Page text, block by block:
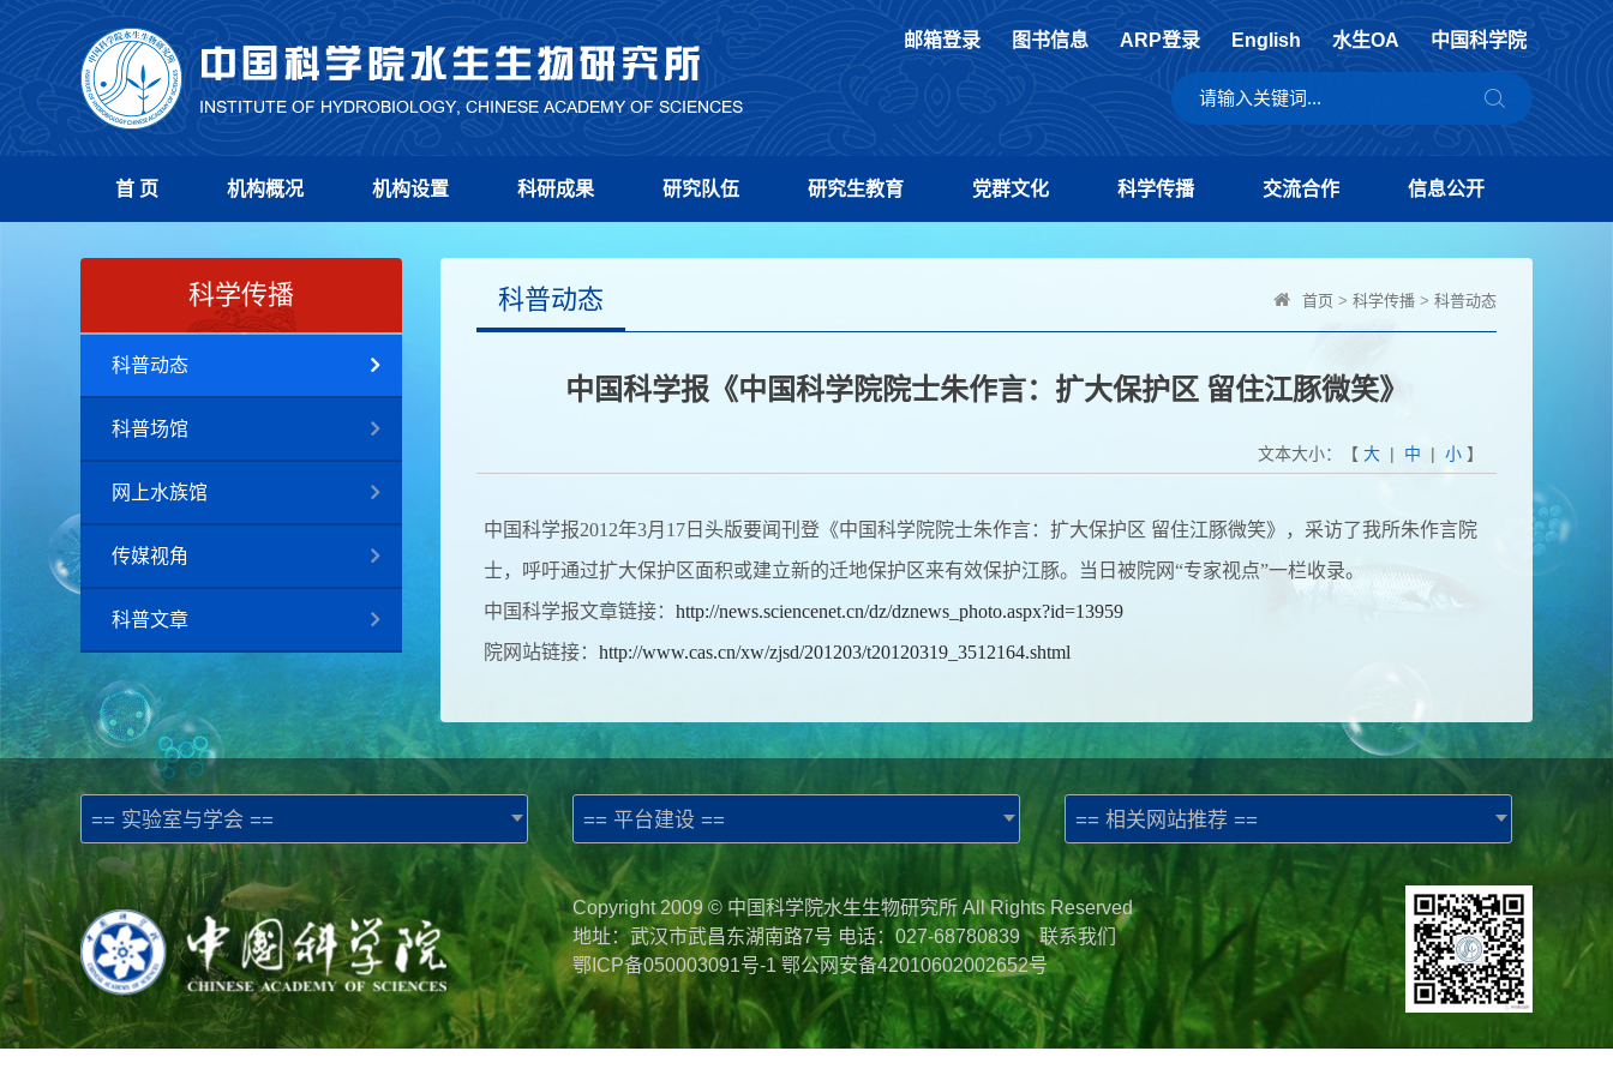
邮箱登录 图书信息 ARP登录 English 水生OA 中国科学院
首 页 机构概况 机构设置 科研成果 研究队伍 研究生教育 党群文化 科学传播 交流合作 信息公开
科学传播
科普动态
科普场馆
网上水族馆
传媒视角
科普文章
科普动态 首页 > 科学传播 > 科普动态
中国科学报《中国科学院院士朱作言：扩大保护区 留住江豚微笑》
文本大小：【 大| 中 | 小】
中国科学报2012年3月17日头版要闻刊登《中国科学院院士朱作言：扩大保护区 留住江豚微笑》，采访了我所朱作言院
士，呼吁通过扩大保护区面积或建立新的迁地保护区来有效保护江豚。当日被院网“专家视点”一栏收录。
中国科学报文章链接： http://news.sciencenet.cn/dz/dznews_photo.aspx?id=13959
院网站链接： http://www.cas.cn/xw/zjsd/201203/t20120319_3512164.shtml
== 实验室与学会 == == 平台建设 == == 相关网站推荐 ==
Copyright 2009 © 中国科学院水生生物研究所 All Rights Reserved
地址：武汉市武昌东湖南路7号 电话：027-68780839 联系我们
鄂ICP备050003091号-1鄂公网安备42010602002652号